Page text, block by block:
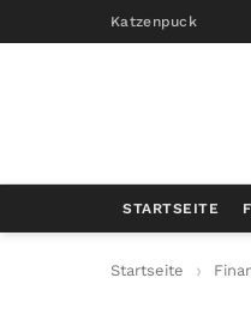
Katzenpuck
STARTSEITE
Startseite